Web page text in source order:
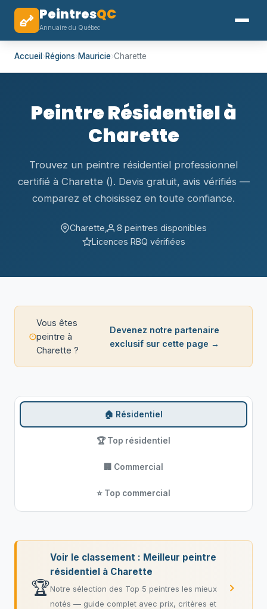
PeintresQC
Annuaire du Québec
Accueil ›Régions›Mauricie›Charette
Peintre Résidentiel à
Charette
Trouvez un peintre résidentiel professionnel
certifié à Charette (). Devis gratuit, avis vérifiés —
comparez et choisissez en toute confiance.
Charette,
8 peintres disponibles
Licences RBQ vérifiées
Vous êtes
peintre à
Charette ?
Devenez notre partenaire
exclusif sur cette page →
🏠 Résidentiel
🏆 Top résidentiel
🏢 Commercial
⭐ Top commercial
🏆
Voir le classement : Meilleur peintre
résidentiel à Charette
Notre sélection des Top 5 peintres les mieux
notés — guide complet avec prix, critères et